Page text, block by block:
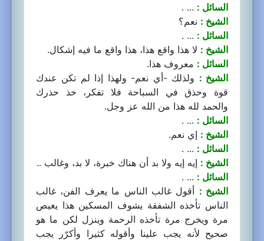
السائل : ... .
الشيخ : نعم؟
السائل : ... .
الشيخ : لا هذا واقع هذا، هذا واقع ما فيه إشكال.
السائل : معروف هذا.
الشيخ : ولذلك -أي نعم- ولهذا إذا لم تكن عندك
قوة وحذق في السباحة فلا تفكر، خذ حذرك
والحمد لله هذا من الله عز وجل.
السائل : ... .
الشيخ : إي نعم.
السائل : ... .
الشيخ : إيه إيه ولا بد أن هناك خبرة، لا بد، وغالب ..
السائل : ... .
الشيخ : أقول غالب الناس ما يعرف الفن، غالب
الناس تأخذه الشفقة يشوف المسكين هذا يغيص
مرة ويخرج مرة تأخذه الرحمة وينزل لكن ما هو
صحيح لأنه يجب علينا وأقوله كثيرا وأكرّر يجب